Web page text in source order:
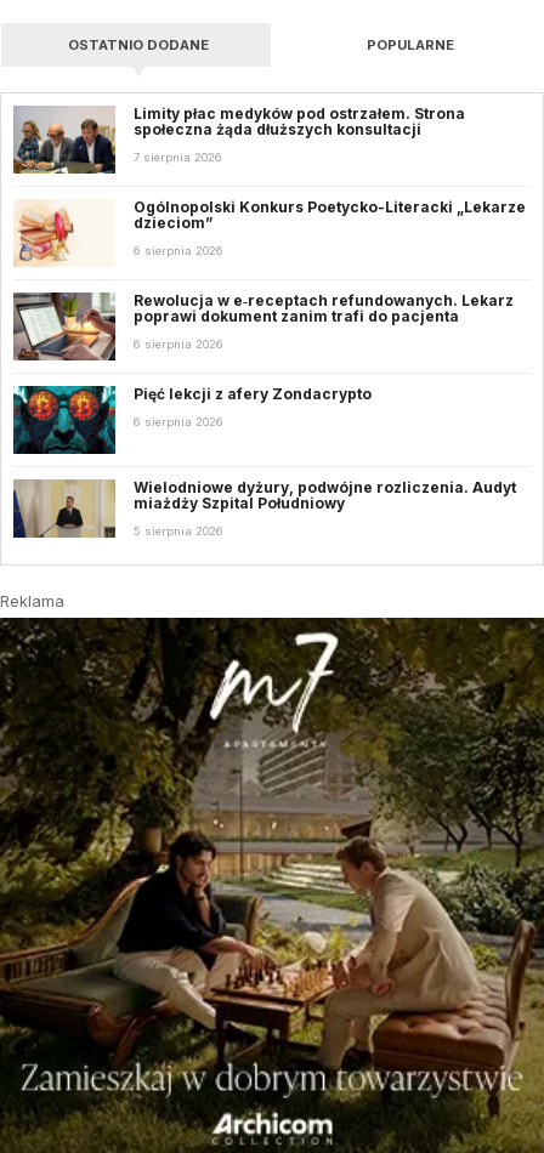
OSTATNIO DODANE POPULARNE
Limity płac medyków pod ostrzałem. Strona
społeczna żąda dłuższych konsultacji
7 sierpnia 2026
Ogólnopolski Konkurs Poetycko-Literacki „Lekarze
dzieciom”
6 sierpnia 2026
Rewolucja w e‑receptach refundowanych. Lekarz
poprawi dokument zanim trafi do pacjenta
6 sierpnia 2026
Pięć lekcji z afery Zondacrypto
6 sierpnia 2026
Wielodniowe dyżury, podwójne rozliczenia. Audyt
miażdży Szpital Południowy
5 sierpnia 2026
Reklama